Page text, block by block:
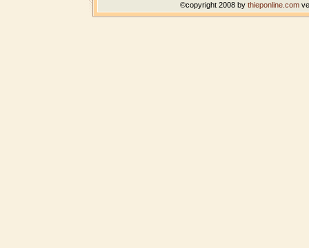
©copyright 2008 by thieponline.com